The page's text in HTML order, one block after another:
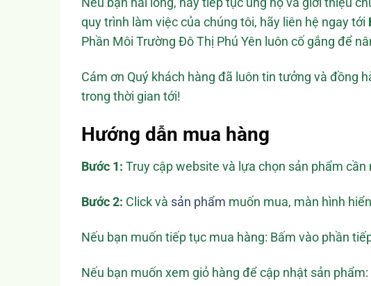
Nếu bạn hài lòng, hãy tiếp tục ủng hộ và giới thiệu
quy trình làm việc của chúng tôi, hãy liên hệ ngay tới
Phần Môi Trường Đô Thị Phú Yên luôn cố gắng để
Cám ơn Quý khách hàng đã luôn tin tưởng và đồng
trong thời gian tới!
Hướng dẫn mua hàng
Bước 1: Truy cập website và lựa chọn sản phẩm cần
Bước 2: Click và sản phẩm muốn mua, màn hình
Nếu bạn muốn tiếp tục mua hàng: Bấm vào phần
Nếu bạn muốn xem giỏ hàng để cập nhật sản